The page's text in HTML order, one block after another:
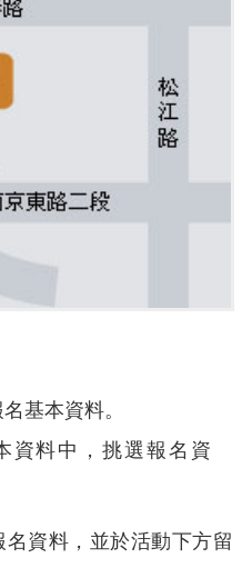
基本資料。
資料中，挑選報名資
資料，並於活動下方留